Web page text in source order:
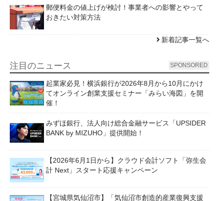
郵便料金の値上げが検討！事業者への影響とやって
おきたい対策方法
新着記事一覧へ
注目のニュース SPONSORED
起業家必見！横浜銀行が2026年8月から10月にかけ
てオンライン創業支援セミナー「みらい海図」を開
催！
みずほ銀行、法人向け総合金融サービス「UPSIDER
BANK by MIZUHO」提供開始！
【2026年6月1日から】クラウド会計ソフト「弥生会
計 Next」スタート応援キャンペーン
【宮城県気仙沼市】「気仙沼市創造的産業復興支援